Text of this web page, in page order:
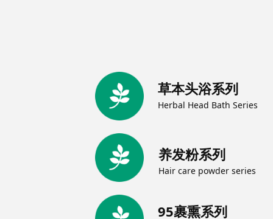
草本头浴系列
Herbal Head Bath Series
养发粉系列
Hair care powder series
95裹熏系列